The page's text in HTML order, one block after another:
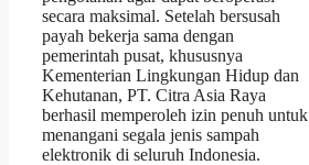
secara maksimal. Setelah bersusah
payah bekerja sama dengan
pemerintah pusat, khususnya
Kementerian Lingkungan Hidup dan
Kehutanan, PT. Citra Asia Raya
berhasil memperoleh izin penuh untuk
menangani segala jenis sampah
elektronik di seluruh Indonesia.